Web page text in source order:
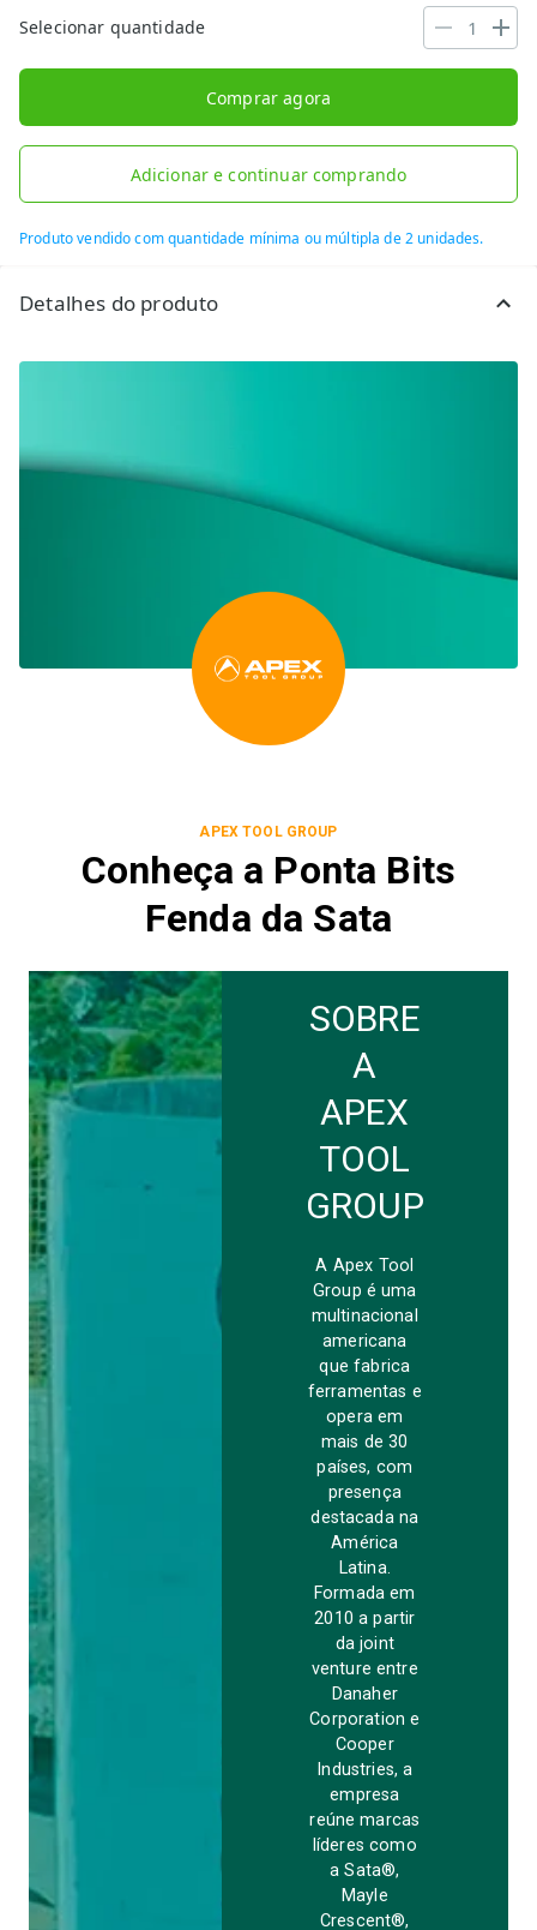
Selecionar quantidade
Comprar agora
Adicionar e continuar comprando
Produto vendido com quantidade mínima ou múltipla de 2 unidades.
Detalhes do produto
APEX TOOL GROUP
Conheça a Ponta Bits
Fenda da Sata
SOBRE
A
APEX
TOOL
GROUP
A Apex Tool
Group é uma
multinacional
americana
que fabrica
ferramentas e
opera em
mais de 30
países, com
presença
destacada na
América
Latina.
Formada em
2010 a partir
da joint
venture entre
Danaher
Corporation e
Cooper
Industries, a
empresa
reúne marcas
líderes como
a Sata®,
Mayle
Crescent®,